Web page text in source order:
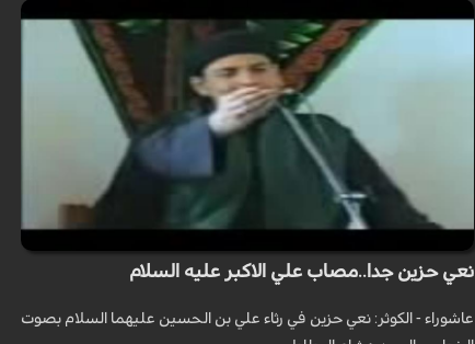
نعي حزين جدا..مصاب علي الاكبر عليه السلام
عاشوراء - الكوثر: نعي حزين في رثاء علي بن الحسين عليهما السلام بصوت